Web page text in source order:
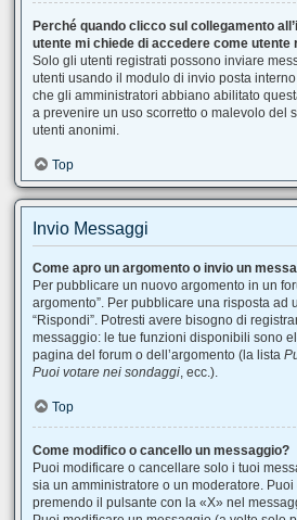
Perché quando clicco sul collegamento
utente mi chiede di accedere come utente
Solo gli utenti registrati possono inviare
utenti usando il modulo di invio posta
che gli amministratori abbiano abilitato
a prevenire un uso scorretto o malevolo del
utenti anonimi.
Top
Invio Messaggi
Come apro un argomento o invio un
Per pubblicare un nuovo argomento in un
argomento”. Per pubblicare una risposta ad
“Rispondi”. Potresti avere bisogno di
messaggio: le tue funzioni disponibili sono
pagina del forum o dell’argomento (la lista
Puoi votare nei sondaggi, ecc.).
Top
Come modifico o cancello un messaggio?
Puoi modificare o cancellare solo i tuoi
sia un amministratore o un moderatore.
premendo il pulsante con la «X» nel